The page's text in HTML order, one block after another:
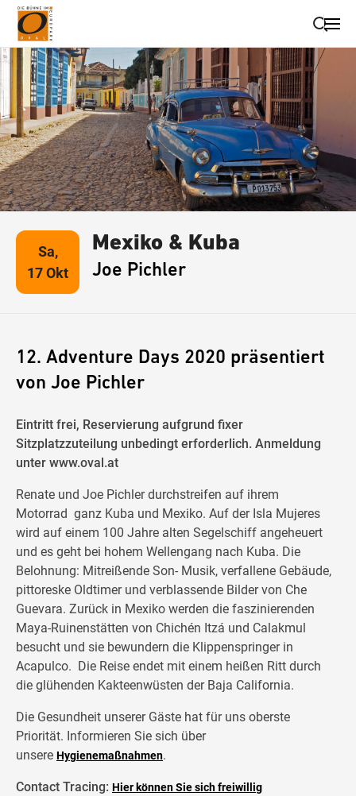
Suche schließen
Wegbeschreibung erhalten
Sa,
17 Okt
Mexiko & Kuba
Joe Pichler
12. Adventure Days 2020 präsentiert
von Joe Pichler
Eintritt frei, Reservierung aufgrund fixer
Sitzplatzzuteilung unbedingt erforderlich. Anmeldung
unter www.oval.at
Renate und Joe Pichler durchstreifen auf ihrem
Motorrad ganz Kuba und Mexiko. Auf der Isla Mujeres
wird auf einem 100 Jahre alten Segelschiff angeheuert
und es geht bei hohem Wellengang nach Kuba. Die
Belohnung: Mitreißende Son- Musik, verfallene Gebäude,
pittoreske Oldtimer und verblassende Bilder von Che
Guevara. Zurück in Mexiko werden die faszinierenden
Maya-Ruinenstätten von Chichén Itzá und Calakmul
besucht und sie bewundern die Klippenspringer in
Acapulco. Die Reise endet mit einem heißen Ritt durch
die glühenden Kakteenwüsten der Baja California.
Die Gesundheit unserer Gäste hat für uns oberste
Priorität. Informieren Sie sich über
unsere Hygienemaßnahmen.
Contact Tracing: Hier können Sie sich freiwillig